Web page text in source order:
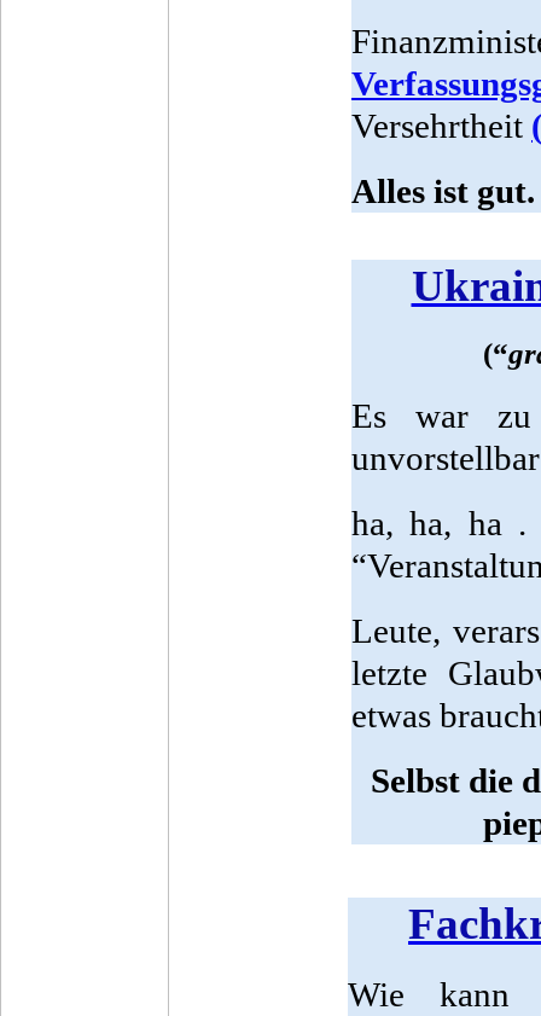
Versehrtheit
Alles ist
(“
Es war zu
ha, ha, ha .
Leute,
letzte
etwas
Selbst die
Wie kann